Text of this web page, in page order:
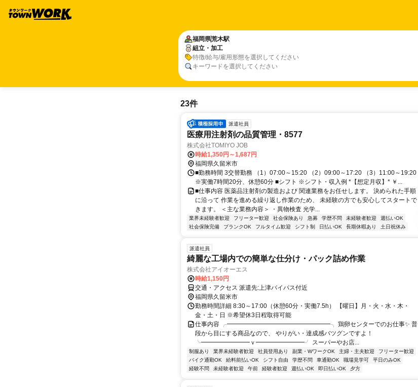
福岡県荒木駅
組立・加工
特徴/給与/雇用形態を選択してください
キーワードを選択してください
23件
派遣社員
医療用注射剤の品質管理・8577
株式会社TOMIYO JOB
時給1,350円～1,687円
福岡県久留米市
■勤務時間 3交替勤務 （1）07:00～15:20 （2）09:00～17:20 （3）11:00～19:20
※実働7時間20分、休憩60分 ■シフト ※シフト・収入例 *【想定月収】* ￥...
■仕事内容 医薬品注射剤の製造および 関連業務をお任せします。 決められた手順
に沿って 作業を進める繰り返し作業のため、 未経験の方でも安心してスタートで
きます。 ＜主な業務内容＞ ・異物検査 光学...
業界未経験者歓迎 フリーター歓迎 社会保険あり 急募 学歴不問 未経験者歓迎
週払いOK
社会保険完備
ブランクOK フルタイム歓迎 シフト制 日払いOK 長期休暇あり 土日祝休み
派遣社員
綺麗な工場内での簡単な仕分け・パック詰め作業
株式会社アイオーエス
時給1,150円
交通・アクセス 派遣先:上津バイパス付近
福岡県久留米市
勤務時間詳細 8:30～17:00（休憩60分・実働7.5h） 【曜日】月・火・水・木・
金・土・日 ※希望休3日程取得可能
仕事内容 ╭━━━━━━━━━━━━━━━━━╮ 鶏卵センターでのお仕事✨ 普
段から目にする商品なので、 やりがい・達成感バツグンですよ！
╰━━━━━━━━ｖ━━━━━━━━╯ スーパーやお店...
制服あり 業界未経験者歓迎 社員登用あり 副業・WワークOK 主婦・主夫歓迎
フリーター歓迎
バイク通勤OK
給料前払いOK シフト自由 学歴不問 車通勤OK 職場見学可
平日のみOK
経験不問
未経験者歓迎 午前 経験者歓迎 週払いOK 即日払いOK 夕方